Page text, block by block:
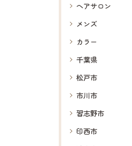
ヘアサロン
メンズ
カラー
千葉県
松戸市
市川市
習志野市
印西市